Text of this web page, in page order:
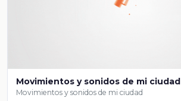
Movimientos y sonidos de mi ciudad
Movimientos y sonidos de mi ciudad